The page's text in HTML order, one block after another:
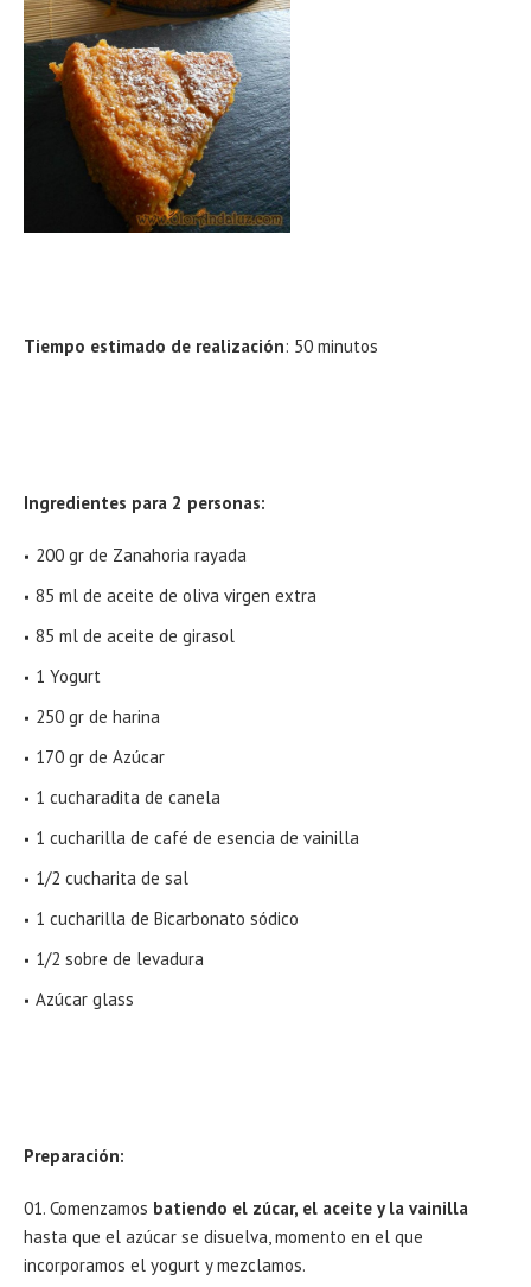
Tiempo estimado de realización: 50 minutos
Ingredientes para 2 personas:
200 gr de Zanahoria rayada
85 ml de aceite de oliva virgen extra
85 ml de aceite de girasol
1 Yogurt
250 gr de harina
170 gr de Azúcar
1 cucharadita de canela
1 cucharilla de café de esencia de vainilla
1/2 cucharita de sal
1 cucharilla de Bicarbonato sódico
1/2 sobre de levadura
Azúcar glass
Preparación:
Comenzamos batiendo el zúcar, el aceite y la vainilla
hasta que el azúcar se disuelva, momento en el que
incorporamos el yogurt y mezclamos.